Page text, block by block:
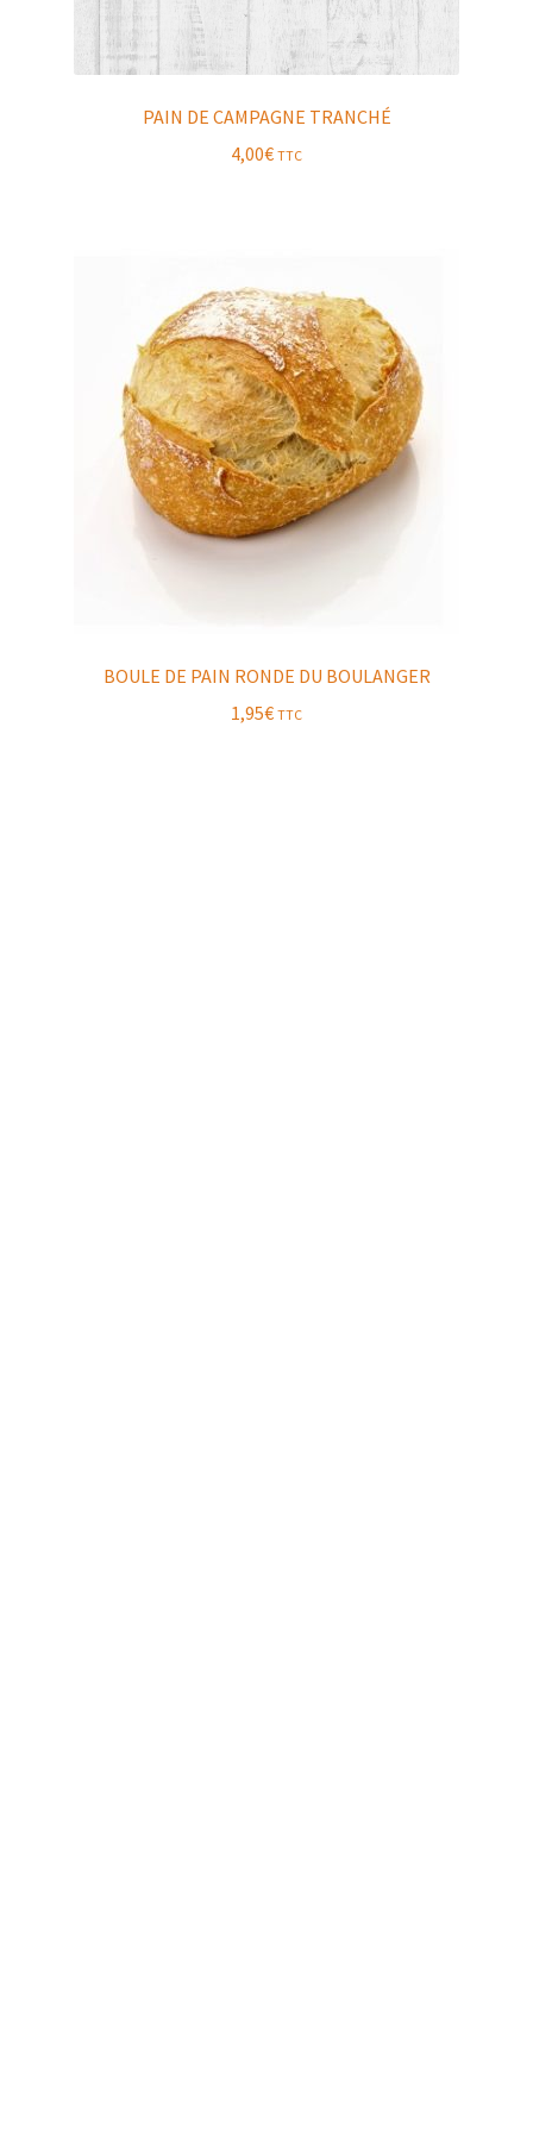
PAIN DE CAMPAGNE TRANCHÉ
4,00€ TTC
BOULE DE PAIN RONDE DU BOULANGER
1,95€ TTC